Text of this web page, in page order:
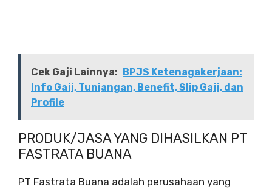
Cek Gaji Lainnya:
BPJS Ketenagakerjaan:
Info Gaji, Tunjangan, Benefit, Slip Gaji, dan
Profile
PRODUK/JASA YANG DIHASILKAN PT
FASTRATA BUANA
PT Fastrata Buana adalah perusahaan yang